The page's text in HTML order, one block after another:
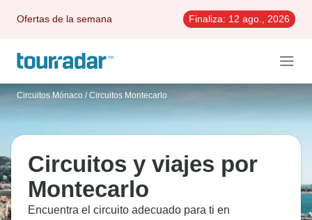
Ofertas de la semana Finaliza: 12 ago., 2026
Circuitos Mónaco / Circuitos Montecarlo
Circuitos y viajes por
Montecarlo
Encuentra el circuito adecuado para ti en